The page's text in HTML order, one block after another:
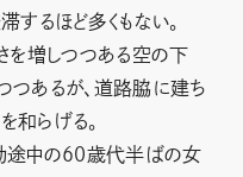
するほど多くもない。
を増しつつある空の下
つあるが、道路脇に建ち
和らげる。
途中の60歳代半ばの女